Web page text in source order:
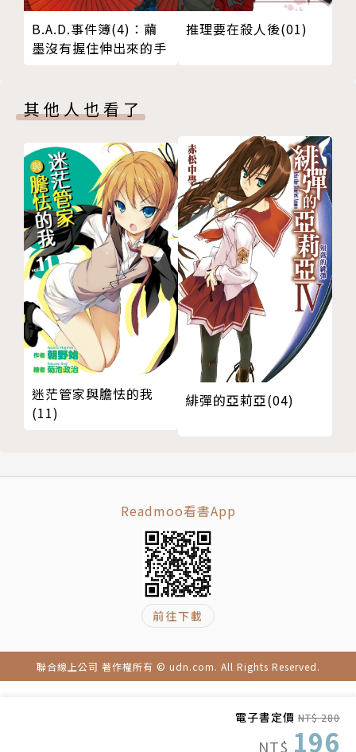
電子書定價 NT$ 280
NT$ 196
B.A.D.事件簿(4)：繭
墨沒有握住伸出來的手
推理要在殺人後(01)
其他人也看了
迷茫管家與膽怯的我
(11)
緋彈的亞莉亞(04)
Readmoo看書App
前往下載
聯合線上公司 著作權所有 © udn.com. All Rights Reserved.